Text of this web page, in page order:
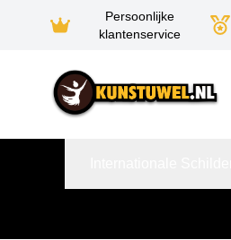
Persoonlijke
klantenservice